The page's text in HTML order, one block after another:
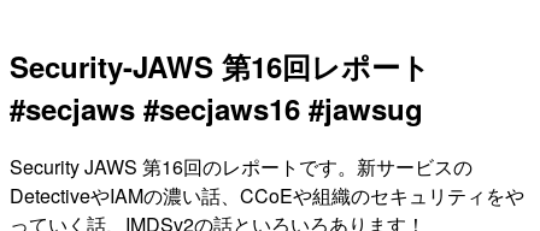
Security-JAWS 第16回レポート
#secjaws #secjaws16 #jawsug
Security JAWS 第16回のレポートです。新サービスの
DetectiveやIAMの濃い話、CCoEや組織のセキュリティをや
っていく話、IMDSv2の話といろいろあります！